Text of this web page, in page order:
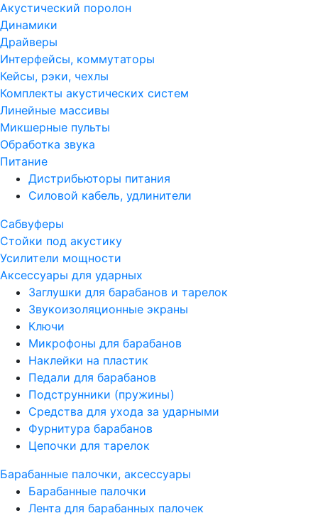
Акустический поролон
Динамики
Драйверы
Интерфейсы, коммутаторы
Кейсы, рэки, чехлы
Комплекты акустических систем
Линейные массивы
Микшерные пульты
Обработка звука
Питание
Дистрибьюторы питания
Силовой кабель, удлинители
Сабвуферы
Стойки под акустику
Усилители мощности
Аксессуары для ударных
Заглушки для барабанов и тарелок
Звукоизоляционные экраны
Ключи
Микрофоны для барабанов
Наклейки на пластик
Педали для барабанов
Подструнники (пружины)
Средства для ухода за ударными
Фурнитура барабанов
Цепочки для тарелок
Барабанные палочки, аксессуары
Барабанные палочки
Лента для барабанных палочек